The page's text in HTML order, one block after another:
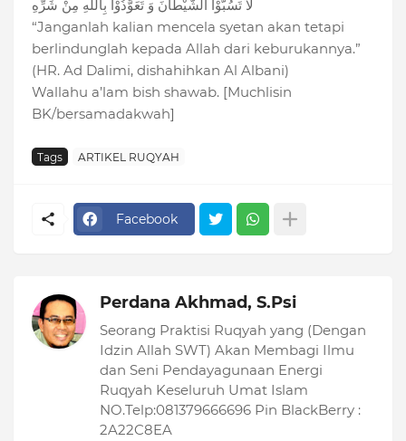
لاَ تَسُبُّوْا الشَّيْطَانَ وَ تَعَوَّذُوْا بِاللهِ مِنْ شَرِّهِ
“Janganlah kalian mencela syetan akan tetapi
berlindunglah kepada Allah dari keburukannya.”
(HR. Ad Dalimi, dishahihkan Al Albani)
Wallahu a’lam bish shawab. [Muchlisin
BK/bersamadakwah]
Tags ARTIKEL RUQYAH
Facebook
Perdana Akhmad, S.Psi
Seorang Praktisi Ruqyah yang (Dengan
Idzin Allah SWT) Akan Membagi Ilmu
dan Seni Pendayagunaan Energi
Ruqyah Keseluruh Umat Islam
NO.Telp:081379666696 Pin BlackBerry :
2A22C8EA